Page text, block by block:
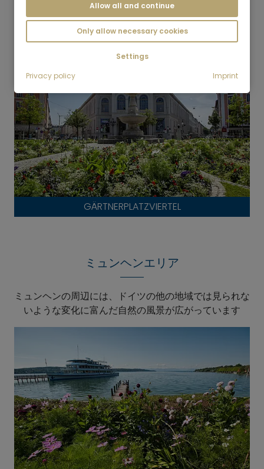
GLOCKENBACHVIERTEL
GÄRTNERPLATZVIERTEL
ミュンヘンエリア
ミュンヘンの周辺には、ドイツの他の地域では見られな
いような変化に富んだ自然の風景が広がっています
Allow all and continue
Only allow necessary cookies
Settings
Privacy policy
Imprint